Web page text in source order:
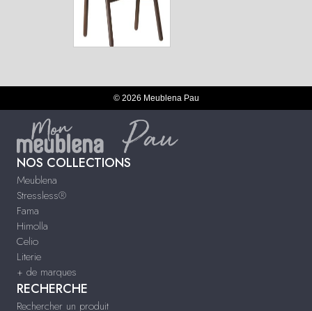
© 2026 Meublena Pau
NOS COLLECTIONS
Meublena
Stressless®
Fama
Himolla
Celio
Literie
+ de marques
RECHERCHE
Rechercher un produit